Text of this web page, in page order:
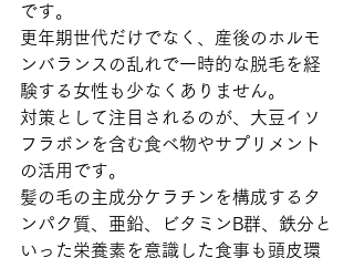
です。
更年期世代だけでなく、産後のホルモ
ンバランスの乱れで一時的な脱毛を経
験する女性も少なくありません。
対策として注目されるのが、大豆イソ
フラボンを含む食べ物やサプリメント
の活用です。
髪の毛の主成分ケラチンを構成するタ
ンパク質、亜鉛、ビタミンB群、鉄分と
いった栄養素を意識した食事も頭皮環